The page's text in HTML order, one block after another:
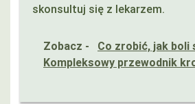
skonsultuj się z lekarzem.
Zobacz -
Co zrobić, jak boli
Kompleksowy przewodnik